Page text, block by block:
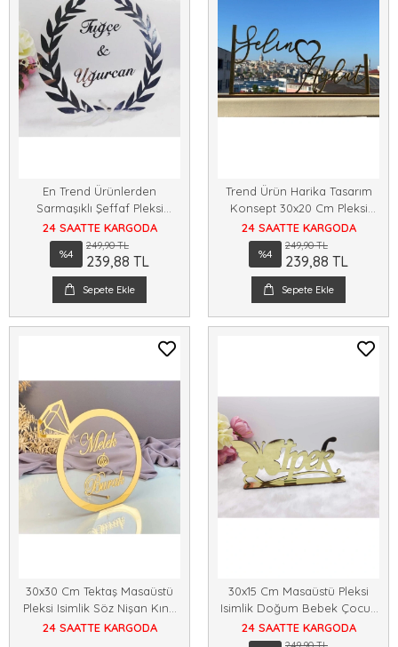
En Trend Ürünlerden
Sarmaşıklı Şeffaf Pleksi
Isimlik Söz Nişan Malzemeleri
24 SAATTE KARGODA
%4
249,90 TL
239,88 TL
Sepete Ekle
Trend Ürün Harika Tasarım
Konsept 30x20 Cm Pleksi
Isimlik Masa Üstü
24 SAATTE KARGODA
%4
249,90 TL
239,88 TL
Sepete Ekle
30x30 Cm Tektaş Masaüstü
Pleksi Isimlik Söz Nişan Kına
Gold
24 SAATTE KARGODA
30x15 Cm Masaüstü Pleksi
Isimlik Doğum Bebek Çocuk
Odası Konsept Hediyelik
Dekoratif Ürün
24 SAATTE KARGODA